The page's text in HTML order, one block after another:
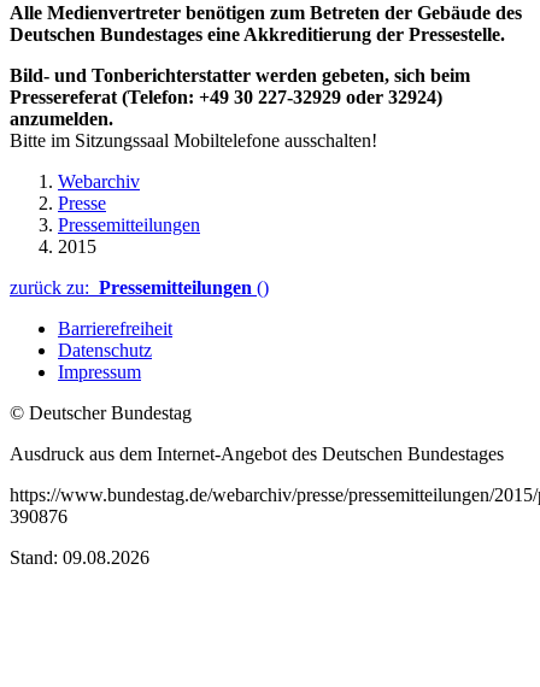
Alle Medienvertreter benötigen zum Betreten der Gebäude des
Deutschen Bundestages eine Akkreditierung der Pressestelle.
Bild- und Tonberichterstatter werden gebeten, sich beim
Pressereferat (Telefon: +49 30 227-32929 oder 32924)
anzumelden.
Bitte im Sitzungssaal Mobiltelefone ausschalten!
Webarchiv
Presse
Pressemitteilungen
2015
zurück zu: Pressemitteilungen ()
Barrierefreiheit
Datenschutz
Impressum
© Deutscher Bundestag
Ausdruck aus dem Internet-Angebot des Deutschen Bundestages
https://www.bundestag.de/webarchiv/presse/pressemitteilungen/
390876
Stand: 09.08.2026